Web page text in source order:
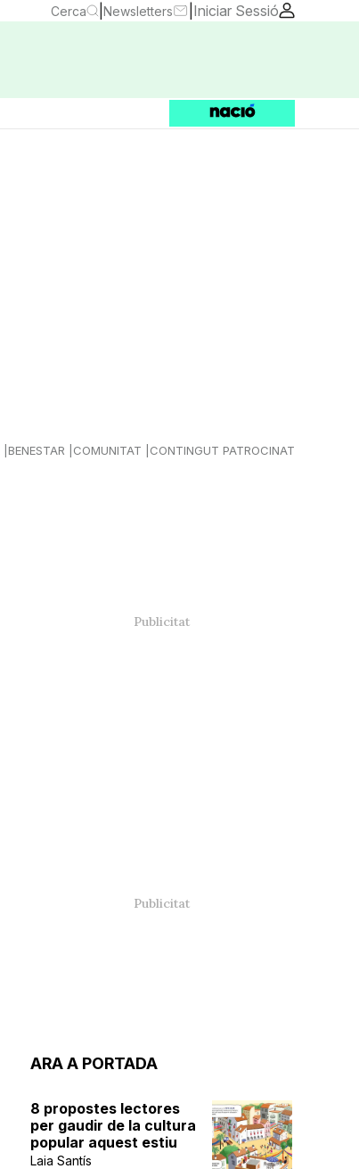
Cerca Newsletters Iniciar Sessió
BENESTAR COMUNITAT CONTINGUT PATROCINAT
ARA A PORTADA
8 propostes lectores
per gaudir de la cultura
popular aquest estiu
Laia Santís